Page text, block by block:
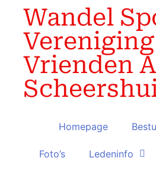
Wandel
Vrienden
Homepage
Foto’s Ledeninfo